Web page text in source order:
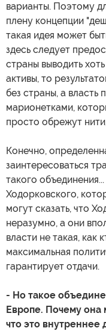
варианты. Поэтому
плену концепции
такая идея может
здесь следует
страны выводить
активы, то
без страны, а
марионетками,
просто обрежут
Конечно,
заинтересоваться
такого
Ходорковского,
могут сказать, что
неразумно, а они
власти не такая, как
максимальная
гарантирует отдачи.
- Но такое
Европе. Почему она
что это внутреннее